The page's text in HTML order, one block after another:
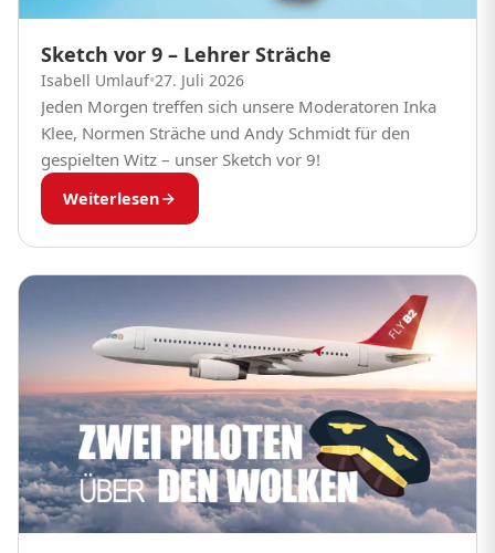
Sketch vor 9 – Lehrer Sträche
Isabell Umlauf•27. Juli 2026
Jeden Morgen treffen sich unsere Moderatoren Inka
Klee, Normen Sträche und Andy Schmidt für den
gespielten Witz – unser Sketch vor 9!
Weiterlesen